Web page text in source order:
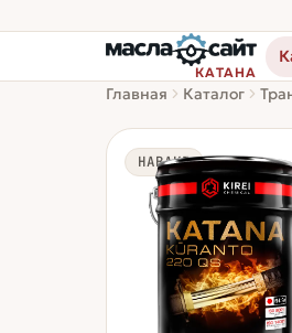
КАТАНА
Главная
Каталог
HABAKI